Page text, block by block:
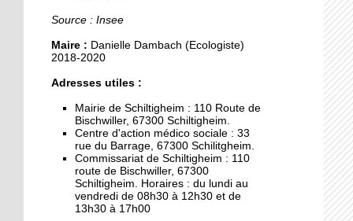
conquête de l'Espace
européen de l'entreprise
journalistes reviennent
sur les lieux de l'incendie
26 septembre 2019
Municipales 2020:
Christian Ball investi par
Les Républicains
Source : Insee
Maire : Danielle Dambach (Ecologiste)
2018-2020
Adresses utiles :
Mairie de Schiltigheim : 110 Route de
Bischwiller, 67300 Schiltigheim.
Centre d'action médico sociale : 33
rue du Barrage, 67300 Schilitgheim.
Commissariat de Schiltigheim : 110
route de Bischwiller, 67300
Schiltigheim. Horaires : du lundi au
vendredi de 08h30 à 12h30 et de
13h30 à 17h00